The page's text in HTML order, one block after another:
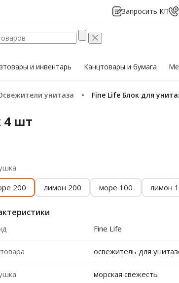
Запросить КП
и инвентарь Канцтовары и бумага
Освежители унитаза Fine Life Блок для
4 шт
200
лимон 200 море 100 лимон
Fine Life
освежитель для
морская свежесть